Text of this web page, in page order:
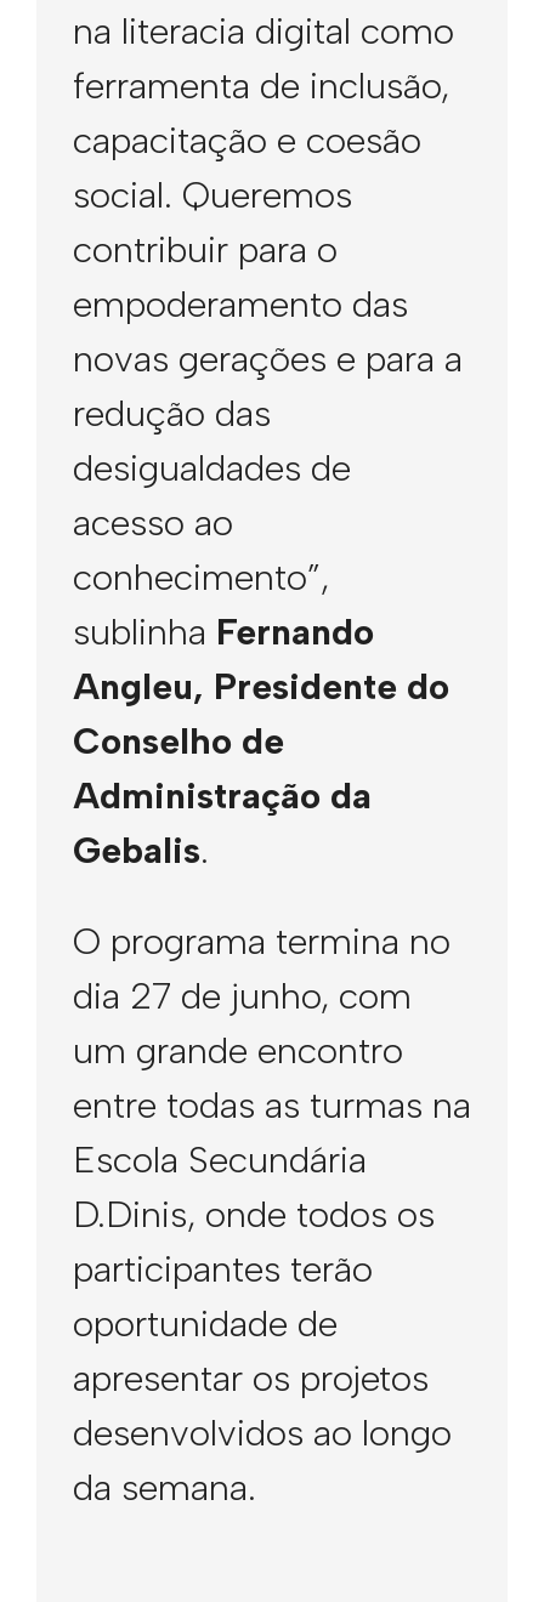
na literacia digital como
ferramenta de inclusão,
capacitação e coesão
social. Queremos
contribuir para o
empoderamento das
novas gerações e para a
redução das
desigualdades de
acesso ao
conhecimento”,
sublinha Fernando
Angleu, Presidente do
Conselho de
Administração da
Gebalis.
O programa termina no
dia 27 de junho, com
um grande encontro
entre todas as turmas na
Escola Secundária
D.Dinis, onde todos os
participantes terão
oportunidade de
apresentar os projetos
desenvolvidos ao longo
da semana.